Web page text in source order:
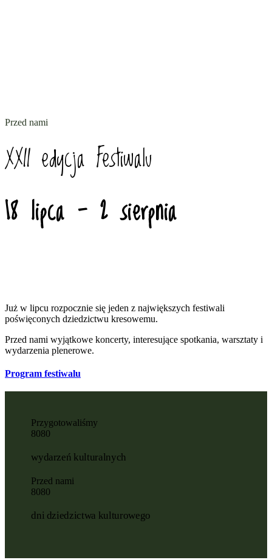
Przed nami
XXII edycja Festiwalu
18 lipca - 2 sierpnia
Już w lipcu rozpocznie się jeden z największych festiwali
poświęconych dziedzictwu kresowemu.
Przed nami wyjątkowe koncerty, interesujące spotkania, warsztaty i
wydarzenia plenerowe.
Program festiwalu
Przygotowaliśmy
8080
wydarzeń kulturalnych
Przed nami
8080
dni dziedzictwa kulturowego